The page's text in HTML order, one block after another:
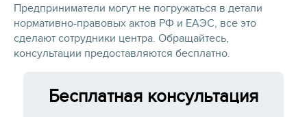
Предприниматели могут не погружаться в детали
нормативно-правовых актов РФ и ЕАЭС, все это
сделают сотрудники центра. Обращайтесь,
консультации предоставляются бесплатно.
Бесплатная консультация